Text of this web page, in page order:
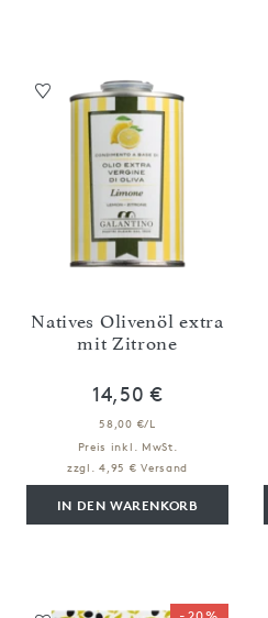
Natives Olivenöl extra
mit Zitrone
14,50 €
58,00 €/L
Preis inkl. MwSt.
zzgl. 4,95 € Versand
IN DEN WARENKORB